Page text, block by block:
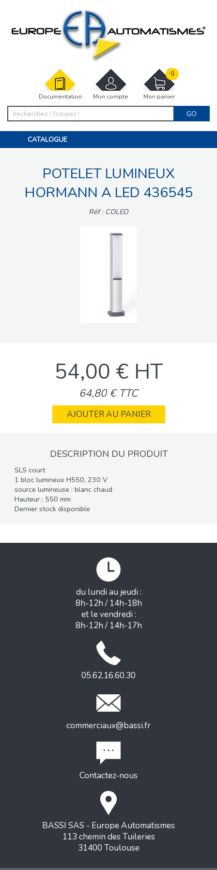
Documentation Mon compte Mon panier
0
GO
CATALOGUE
MOTORISATIONS
ACCESSOIRES ET ELECTRONIQUES
INTERPHONES VISIOPHONES
POTELET LUMINEUX
HORMANN A LED 436545
Réf : COLED
54,00 € HT
64,80 € TTC
AJOUTER AU PANIER
DESCRIPTION DU PRODUIT
SLS court
1 bloc lumineux H550, 230 V
source lumineuse : blanc chaud
Hauteur : 550 mm
Dernier stock disponible
du lundi au jeudi :
8h-12h / 14h-18h
et le vendredi :
8h-12h / 14h-17h
05.62.16.60.30
commerciaux@bassi.fr
Contactez-nous
BASSI SAS - Europe Automatismes
113 chemin des Tuileries
31400 Toulouse